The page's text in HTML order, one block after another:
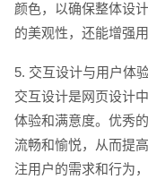
颜色，以确保整体设
的美观性，还能增强
5. 交互设计与用户体
交互设计是网页设计
体验和满意度。优秀
流畅和愉悦，从而提
注用户的需求和行为